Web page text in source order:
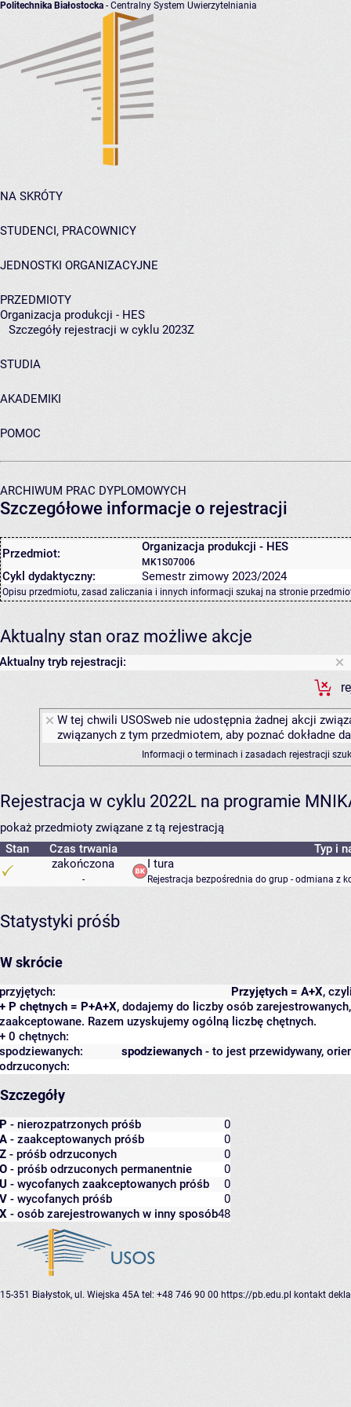
Politechnika Białostocka - Centralny System Uwierzytelniania
NA SKRÓTY
STUDENCI, PRACOWNICY
JEDNOSTKI ORGANIZACYJNE
PRZEDMIOTY
Organizacja produkcji - HES
Szczegóły rejestracji w cyklu 2023Z
STUDIA
AKADEMIKI
POMOC
ARCHIWUM PRAC DYPLOMOWYCH
Szczegółowe informacje o rejestracji
Przedmiot: Organizacja produkcji - HES
MK1S07006
Cykl dydaktyczny: Semestr zimowy 2023/2024
Opisu przedmiotu, zasad zaliczania i innych informacji szukaj na stronie
Aktualny stan oraz możliwe akcje
Aktualny tryb rejestracji:
W tej chwili USOSweb nie udostępnia żadnej akcji
związanych z tym przedmiotem, aby poznać dokładne
Informacji o terminach i zasadach rejestracji
Rejestracja w cyklu 2022L na programie
pokaż przedmioty związane z tą rejestracją
Stan
Czas trwania
Typ i
zakończona
-
I tura
Rejestracja bezpośrednia do grup - odmiana z
Statystyki próśb
W skrócie
Przyjętych = A+X,
przyjętych:
+ P chętnych = P+A+X, dodajemy do liczby osób
zaakceptowane. Razem uzyskujemy ogólną liczbę chętnych.
+ 0 chętnych:
spodziewanych - to jest przewidywany,
spodziewanych:
odrzuconych:
Szczegóły
P - nierozpatrzonych próśb
0
A - zaakceptowanych próśb
0
Z - próśb odrzuconych
0
O - próśb odrzuconych permanentnie
0
U - wycofanych zaakceptowanych próśb
0
V - wycofanych próśb
0
X - osób zarejestrowanych w inny sposób48
15-351 Białystok, ul. Wiejska 45A tel: +48 746 90 00 https://pb.edu.pl kontakt